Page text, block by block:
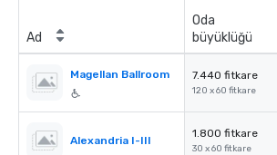
Ad
Oda
büyüklüğü
Magellan Ballroom 7.440 fitkare
120 x 60 fitkare
Alexandria I-III
1.800 fitkare
30 x 60 fitkare